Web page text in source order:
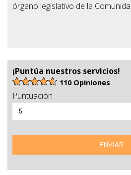
órgano legislativo de la
¡Puntúa nuestros servicios!
110 Opiniones
Puntuación